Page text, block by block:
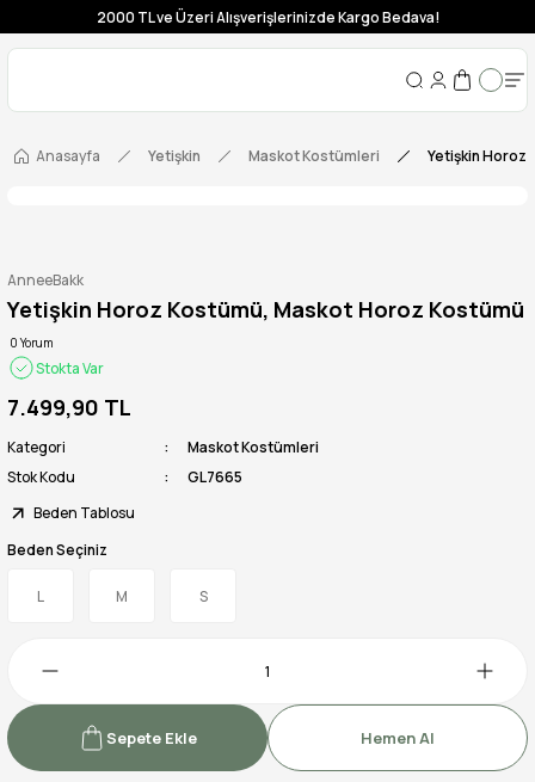
2000 TL ve Üzeri Alışverişlerinizde Kargo Bedava!
Anasayfa Yetişkin Maskot Kostümleri Yetişkin Horoz
AnneeBakk
Yetişkin Horoz Kostümü, Maskot Horoz Kostümü
0 Yorum
Stokta Var
7.499,90 TL
Kategori
Maskot Kostümleri
Stok Kodu
GL7665
Beden Tablosu
Beden Seçiniz
L M S
Sepete Ekle Hemen Al